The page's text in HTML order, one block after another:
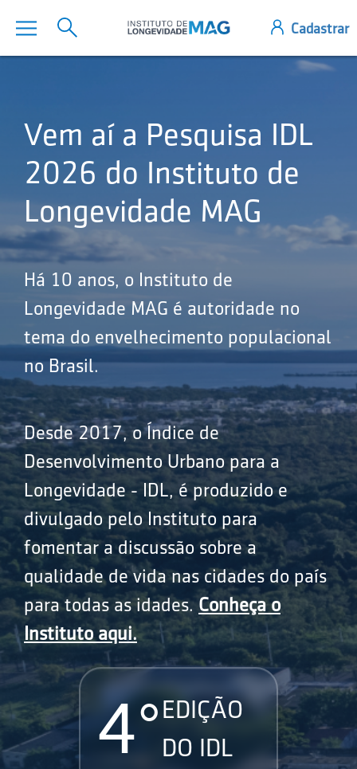
Vem aí a Pesquisa IDL
2026 do Instituto de
Longevidade MAG
Há 10 anos, o Instituto de
Longevidade MAG é autoridade no
tema do envelhecimento populacional
no Brasil.
Desde 2017, o Índice de
Desenvolvimento Urbano para a
Longevidade - IDL, é produzido e
divulgado pelo Instituto para
fomentar a discussão sobre a
qualidade de vida nas cidades do país
para todas as idades.Conheça o
Instituto aqui.
4° EDIÇÃO
DO IDL